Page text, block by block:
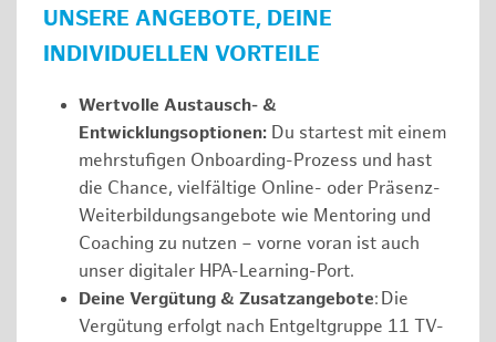
UNSERE ANGEBOTE, DEINE
INDIVIDUELLEN VORTEILE
Wertvolle Austausch- &
Entwicklungsoptionen: Du startest mit einem
mehrstufigen Onboarding-Prozess und hast
die Chance, vielfältige Online- oder Präsenz-
Weiterbildungsangebote wie Mentoring und
Coaching zu nutzen – vorne voran ist auch
unser digitaler HPA-Learning-Port.
Deine Vergütung & Zusatzangebote: Die
Vergütung erfolgt nach Entgeltgruppe 11 TV-